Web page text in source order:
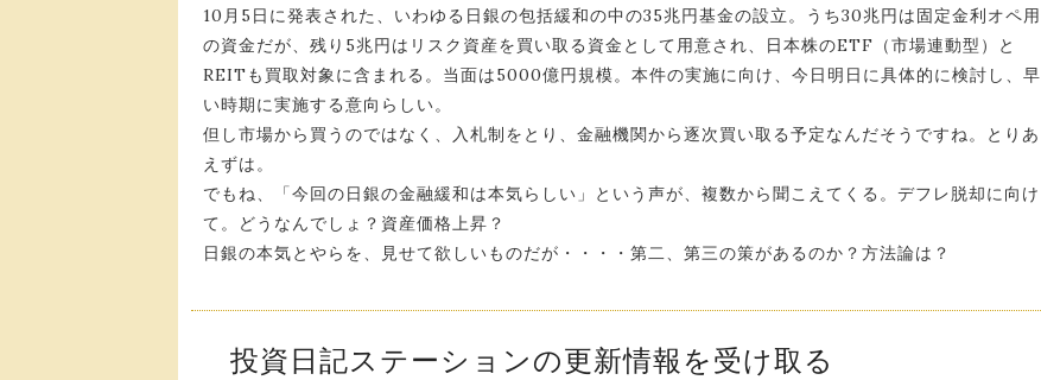
10月5日に発表された、いわゆる日銀の包括緩和の中の35兆円基金の設立。うち30兆円は固定金利オペ用
の資金だが、残り5兆円はリスク資産を買い取る資金として用意され、日本株のETF（市場連動型）と
REITも買取対象に含まれる。当面は5000億円規模。本件の実施に向け、今日明日に具体的に検討し、早
い時期に実施する意向らしい。
但し市場から買うのではなく、入札制をとり、金融機関から逐次買い取る予定なんだそうですね。とりあ
えずは。
でもね、「今回の日銀の金融緩和は本気らしい」という声が、複数から聞こえてくる。デフレ脱却に向け
て。どうなんでしょ？資産価格上昇？
日銀の本気とやらを、見せて欲しいものだが・・・・第二、第三の策があるのか？方法論は？
投資日記ステーションの更新情報を受け取る